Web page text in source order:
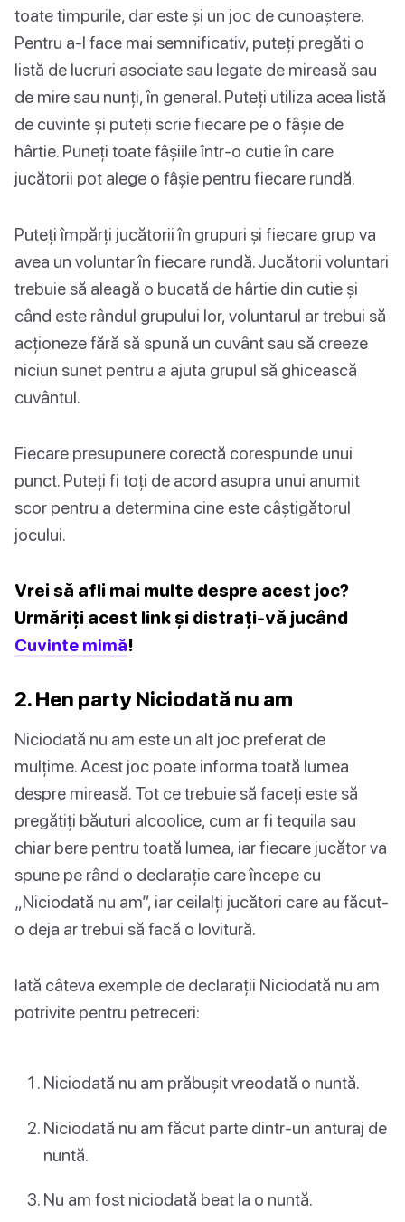
toate timpurile, dar este și un joc de cunoaștere.
Pentru a-l face mai semnificativ, puteți pregăti o
listă de lucruri asociate sau legate de mireasă sau
de mire sau nunți, în general. Puteți utiliza acea listă
de cuvinte și puteți scrie fiecare pe o fâșie de
hârtie. Puneți toate fâșiile într-o cutie în care
jucătorii pot alege o fâșie pentru fiecare rundă.
Puteți împărți jucătorii în grupuri și fiecare grup va
avea un voluntar în fiecare rundă. Jucătorii voluntari
trebuie să aleagă o bucată de hârtie din cutie și
când este rândul grupului lor, voluntarul ar trebui să
acționeze fără să spună un cuvânt sau să creeze
niciun sunet pentru a ajuta grupul să ghicească
cuvântul.
Fiecare presupunere corectă corespunde unui
punct. Puteți fi toți de acord asupra unui anumit
scor pentru a determina cine este câștigătorul
jocului.
Vrei să afli mai multe despre acest joc?
Urmăriți acest link și distrați-vă jucând
Cuvinte mimă!
2. Hen party Niciodată nu am
Niciodată nu am este un alt joc preferat de
mulțime. Acest joc poate informa toată lumea
despre mireasă. Tot ce trebuie să faceți este să
pregătiți băuturi alcoolice, cum ar fi tequila sau
chiar bere pentru toată lumea, iar fiecare jucător va
spune pe rând o declarație care începe cu
„Niciodată nu am”, iar ceilalți jucători care au făcut-
o deja ar trebui să facă o lovitură.
Iată câteva exemple de declarații Niciodată nu am
potrivite pentru petreceri:
Niciodată nu am prăbușit vreodată o nuntă.
Niciodată nu am făcut parte dintr-un anturaj de
nuntă.
Nu am fost niciodată beat la o nuntă.